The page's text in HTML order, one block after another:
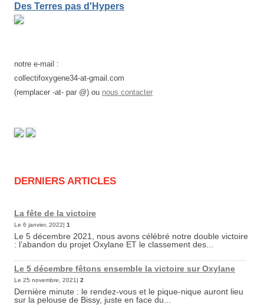
Des Terres pas d'Hypers
notre e-mail :
collectifoxygene34-at-gmail.com
(remplacer -at- par @) ou nous contacter
DERNIERS ARTICLES
La fête de la victoire
Le 6 janvier, 2022| 1
Le 5 décembre 2021, nous avons célébré notre double victoire
: l’abandon du projet Oxylane ET le classement des...
Le 5 décembre fêtons ensemble la victoire sur Oxylane
Le 25 novembre, 2021| 2
Dernière minute : le rendez-vous et le pique-nique auront lieu
sur la pelouse de Bissy, juste en face du...